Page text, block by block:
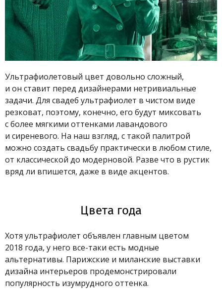
Ультрафиолетовый цвет довольно сложный,
и он ставит перед дизайнерами нетривиальные
задачи. Для свадеб ультрафиолет в чистом виде
резковат, поэтому, конечно, его будут миксовать
с более мягкими оттенками лавандового
и сиреневого. На наш взгляд, с такой палитрой
можно создать свадьбу практически в любом стиле,
от классической до модерновой. Разве что в рустик
вряд ли впишется, даже в виде акцентов.
Цвета года
Хотя ультрафиолет объявлен главным цветом
2018 года, у него все-таки есть модные
альтернативы. Парижские и миланские выставки
дизайна интерьеров продемонстрировали
популярность изумрудного оттенка.